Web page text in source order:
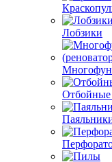
Лобзики
Отбойные